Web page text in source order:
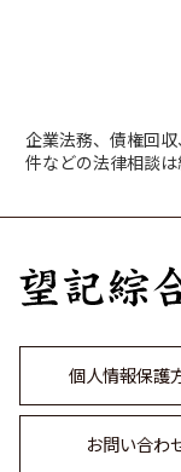
企業法務、債権回
件などの法律相談
個人情報保護
お問い合わ